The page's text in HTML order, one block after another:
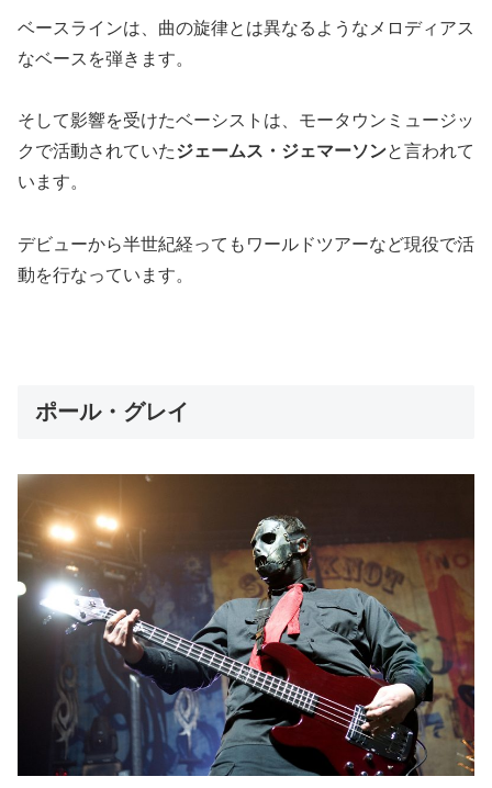
ベースラインは、曲の旋律とは異なるようなメロディアス
なベースを弾きます。
そして影響を受けたベーシストは、モータウンミュージッ
クで活動されていたジェームス・ジェマーソンと言われて
います。
デビューから半世紀経ってもワールドツアーなど現役で活
動を行なっています。
ポール・グレイ